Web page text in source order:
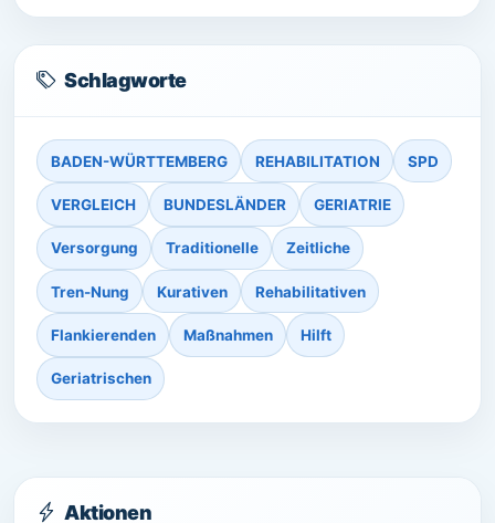
Schlagworte
BADEN-WÜRTTEMBERG REHABILITATION SPD
VERGLEICH BUNDESLÄNDER GERIATRIE
Versorgung Traditionelle Zeitliche
Tren-Nung Kurativen Rehabilitativen
Flankierenden Maßnahmen Hilft
Geriatrischen
Aktionen